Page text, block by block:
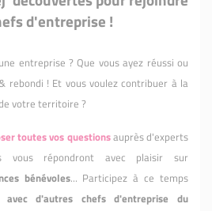
d'entreprise !
entreprise ? Que vous ayez réussi ou
rebondi ! Et vous voulez contribuer à la
votre territoire ?
toutes vos questionsauprès d'experts
vous répondront avec plaisir sur
bénévoles... Participez à ce temps
avec d'autres chefs d'entreprise du